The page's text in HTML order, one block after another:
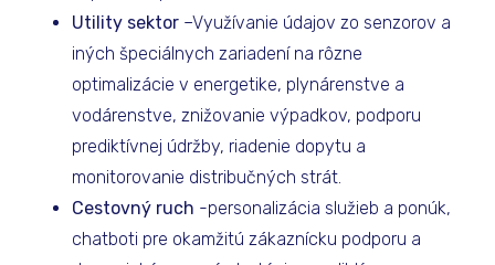
Utility sektor –Využívanie údajov zo senzorov a
iných špeciálnych zariadení na rôzne
optimalizácie v energetike, plynárenstve a
vodárenstve, znižovanie výpadkov, podporu
prediktívnej údržby, riadenie dopytu a
monitorovanie distribučných strát.
Cestovný ruch -personalizácia služieb a ponúk,
chatboti pre okamžitú zákaznícku podporu a